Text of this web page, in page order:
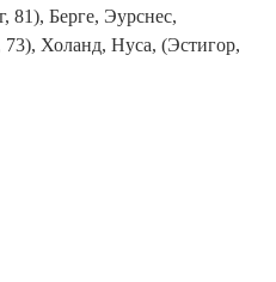
81), Берге, Эурснес,
73), Холанд, Нуса, (Эстигор,